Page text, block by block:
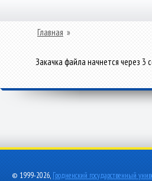
Главная »
Закачка файла начнется через
© 1999-2026, Гродненский государственный